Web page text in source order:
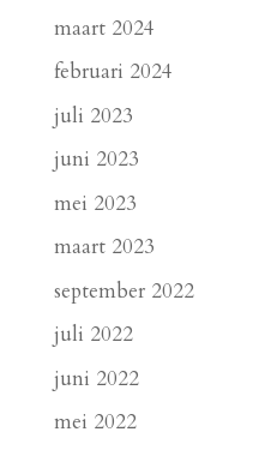
maart 2024
februari 2024
juli 2023
juni 2023
mei 2023
maart 2023
september 2022
juli 2022
juni 2022
mei 2022